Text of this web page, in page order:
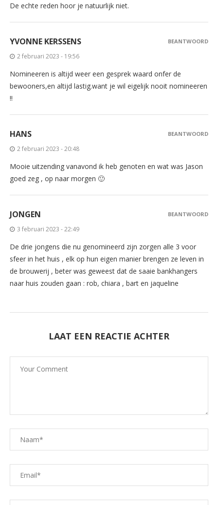
De echte reden hoor je natuurlijk niet.
YVONNE KERSSENS
2 februari 2023 - 19:56
Nomineeren is altijd weer een gesprek waard onfer de
bewooners,en altijd lastig.want je wil eigelijk nooit nomineeren
!!
BEANTWOORD
HANS
2 februari 2023 - 20:48
Mooie uitzending vanavond ik heb genoten en wat was Jason
goed zeg , op naar morgen 🙂
BEANTWOORD
JONGEN
3 februari 2023 - 22:49
De drie jongens die nu genomineerd zijn zorgen alle 3 voor
sfeer in het huis , elk op hun eigen manier brengen ze leven in
de brouwerij , beter was geweest dat de saaie bankhangers
naar huis zouden gaan : rob, chiara , bart en jaqueline
BEANTWOORD
LAAT EEN REACTIE ACHTER